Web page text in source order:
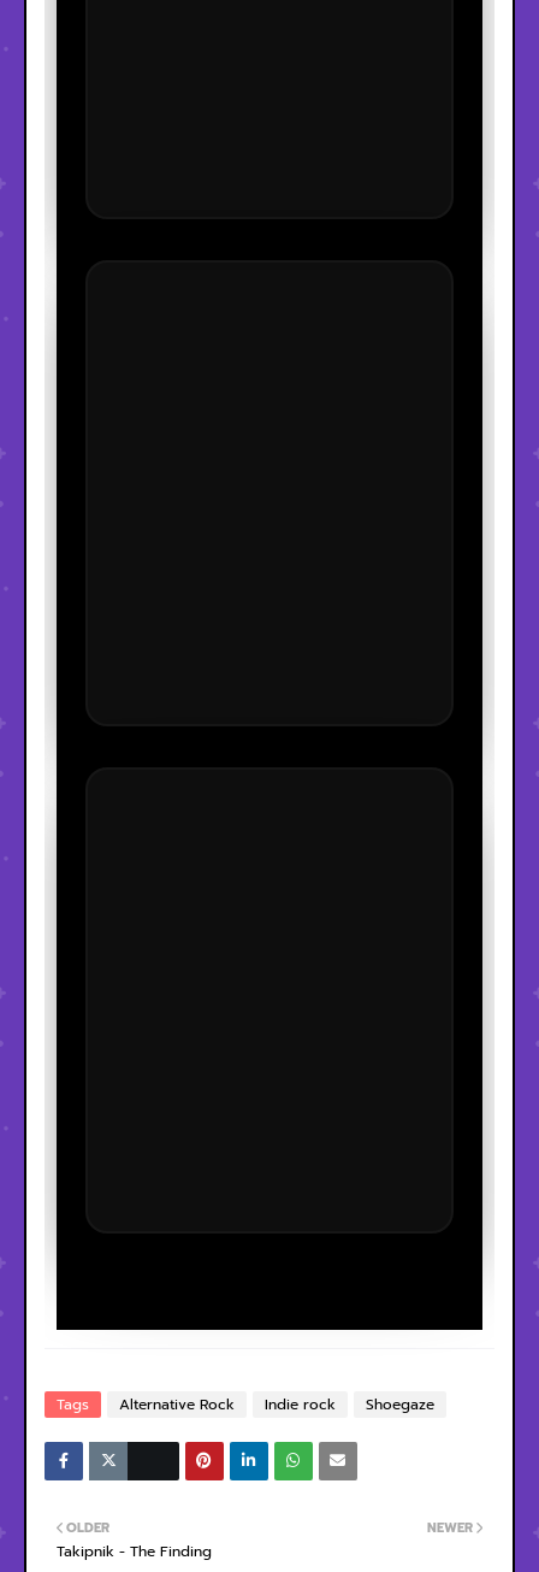
Tags Alternative Rock Indie rock Shoegaze
NEWER
OLDER
Takipnik - The Finding